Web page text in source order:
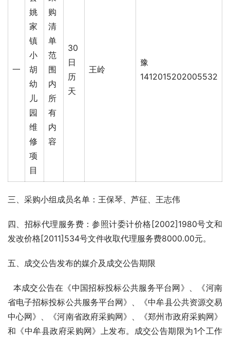
一
姚
家
镇
小
胡
幼
儿
园
维
修
项
目
购
清
单
范
围
内
所
有
内
容
30
日
历
天
王岭
豫
1412015202005532
三、采购小组成员名单：王保琴、芦征、王志伟
四、招标代理服务费：参照计委计价格[2002]1980号文和
发改价格[2011]534号文件收取代理服务费8000.00元。
五、成交公告发布的媒介及成交公告期限
本成交公告在《中国招标投标公共服务平台网》、《河南
省电子招标投标公共服务平台网》、《中牟县公共资源交易
中心网》、《河南省政府采购网》、《郑州市政府采购网》
和《中牟县政府采购网》上发布。成交公告期限为1个工作